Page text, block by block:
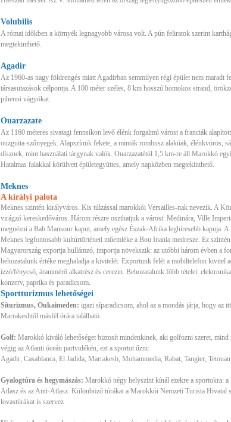
Volubilis
A római időkben a környék legnagyobb városa volt. A pún feliratok szerint
megtekinthető.
Agadir
Az 1960-as nagy földrengés miatt Agadirban semmilyen régi épület nem maradt
társasutazások célpontja. A 100 méter széles, 8 km hosszú homokos strand,
pihenni vágyókat.
Ouarzazate
Az 1160 méteres sivatagi fennsíkon levő élénk forgalmú várost a franciák
ouzguita-szőnyegek. Alapszínük fekete, a minták rombusz alakúak, élénkvörös,
dísznek, mint használati tárgynak valók. Ouarzazatétól 1,5 km-re áll Marokkó
Hatalmas falakkal körülvett épületegyüttes, amely napközben megtekinthető.
Meknes
A királyi palota
Meknes szintén királyváros. Kis túlzással marokkói Versailles-nak nevezik. A
virágzó kereskedőváros. Három részre oszthatjuk a várost: Medinára, Ville
megnézni a Bab Mansour kaput, amely egész Észak-Afrika leghíresebb kapuja.
Meknes legfontosabb kultúrtörténeti műemléke a Bou Inania medresze. Ez
Magyarország exportja hullámzó, importja növekszik: az utóbbi három évben a
behozatalunk értéke meghaladja a kivitelét. Exportunk felét a mobiltelefon kivitel
izzó/fénycső, árammérő alkatrész és cerezin. Behozatalunk főbb tételei:
konzerv, paprika és paradicsom.
Sportturizmus lehetőségei
Síturizmus, Oukaimeden: igazi síparadicsom, ahol az a mondás járja, hogy az
Marrakeshtől másfél órára található.
Golf: Marokkó kiváló lehetőséget biztosít mindenkinek, aki golfozni szeret,
végig az Atlanti óceán partvidékén, ezt a sportot űzni:
Agadir, Casablanca, El Jadida, Marrakesh, Mohammedia, Rabat, Tangier, Tetouan.
Gyalogtúra és hegymászás: Marokkó négy helyszínt kínál ezekre a sportokra:
Atlasz és az Anti-Atlasz. Különböző túrákat a Marokkói Nemzeti Turista Hivatal
lovastúrákat is szervez